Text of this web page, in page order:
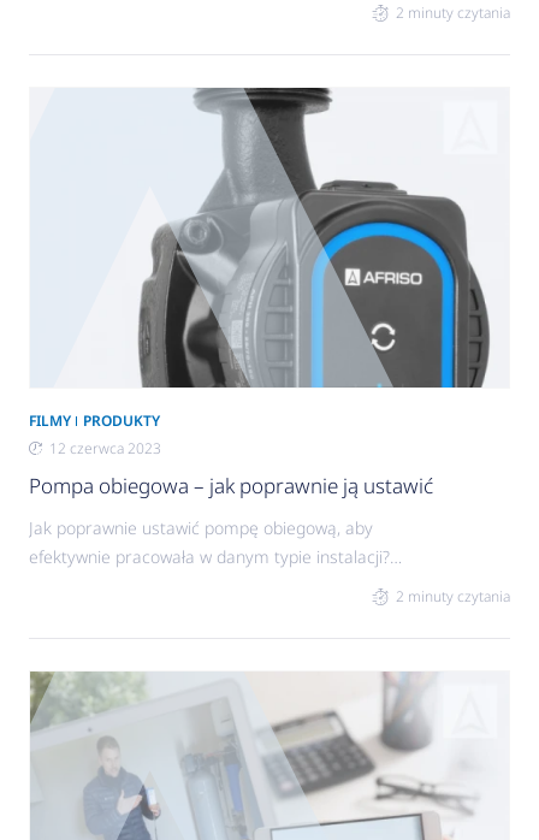
norm oraz doskonałych usług wspierających
instalatorów na miejscu ich pracy. Powstanie
efektywnego, niezawodnego i skutecznego
produktu to dopiero początek drogi.
Towarzyszymy instalatorom w hurtowniach,
sklepach i na szkoleniach. Spotkacie nas na
kanale AFRISO na YouTube. Gdzie od 8
2 minuty czytania
FILMY
PRODUKTY
12 czerwca 2023
Pompa obiegowa – jak poprawnie ją ustawić
Jak poprawnie ustawić pompę obiegową, aby
efektywnie pracowała w danym typie instalacji?
wielu instalacji. Jej dobór i odpowiednie ustawienie
są kluczowymi aspektami mającymi wpływ na
sprawne działanie instalacji. Klucz do
efektywności Wybór właściwej charakterystyki
pracy pompy obiegowej to jeden z etapów
najczęściej pomijanych przy tworzeniu instalacji. Z
2 minuty czytania